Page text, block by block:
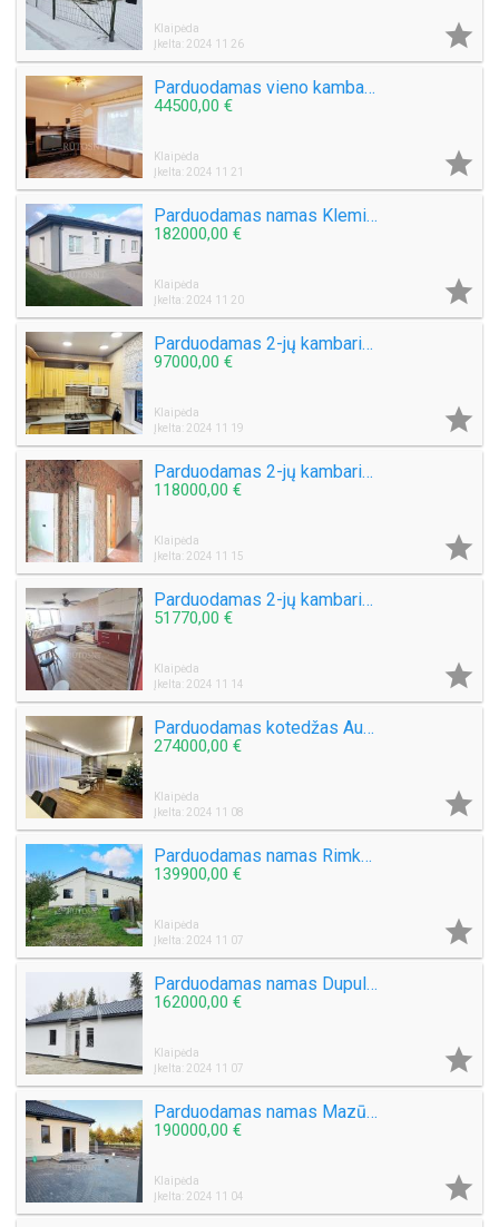
Klaipėda
Įkelta: 2024 11 26

Parduodamas vieno kambario butas Žalgirio g.
44500,00 €
Klaipėda
Įkelta: 2024 11 21

Parduodamas namas Klemiškės II k.
182000,00 €
Klaipėda
Įkelta: 2024 11 20

Parduodamas 2-jų kambarių su holu butas Varpų g.
97000,00 €
Klaipėda
Įkelta: 2024 11 19

Parduodamas 2-jų kambarių butas S. Nėries g.
118000,00 €
Klaipėda
Įkelta: 2024 11 15

Parduodamas 2-jų kambarių butas Gargžduose, Turgaus g.
51770,00 €
Klaipėda
Įkelta: 2024 11 14

Parduodamas kotedžas Aukštkiemių k.
274000,00 €
Klaipėda
Įkelta: 2024 11 08

Parduodamas namas Rimkų k.
139900,00 €
Klaipėda
Įkelta: 2024 11 07

Parduodamas namas Dupulčių k.
162000,00 €
Klaipėda
Įkelta: 2024 11 07

Parduodamas namas Mazūriškių k.
190000,00 €
Klaipėda
Įkelta: 2024 11 04
